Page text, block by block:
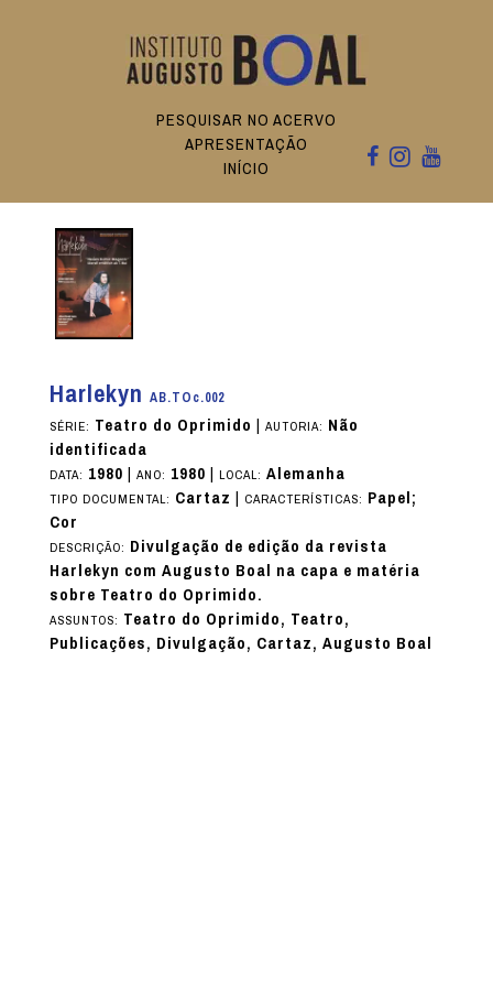
PESQUISAR NO ACERVO
APRESENTAÇÃO
INÍCIO
Harlekyn AB.TOc.002
SÉRIE: Teatro do Oprimido | AUTORIA: Não
identificada
DATA: 1980| ANO: 1980| LOCAL: Alemanha
TIPO DOCUMENTAL: Cartaz | CARACTERÍSTICAS: Papel;
Cor
DESCRIÇÃO: Divulgação de edição da revista
Harlekyn com Augusto Boal na capa e matéria
sobre Teatro do Oprimido.
ASSUNTOS: Teatro do Oprimido, Teatro,
Publicações, Divulgação, Cartaz, Augusto Boal